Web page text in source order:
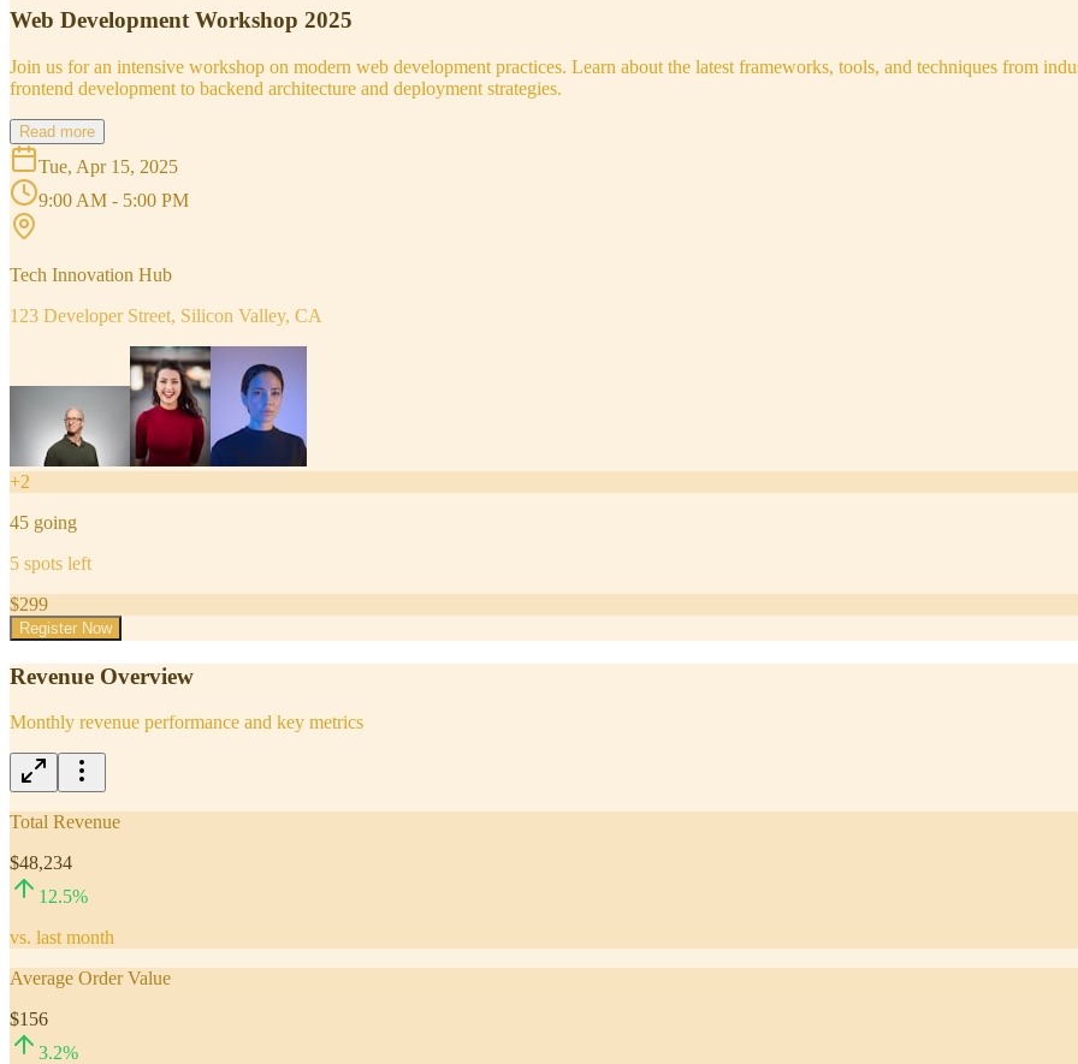
Web Development Workshop 2025
Join us for an intensive workshop on modern web development practices. Learn about the latest frameworks, tools, and techniques from
frontend development to backend architecture and deployment strategies.
Read more
Tue, Apr 15, 2025
9:00 AM - 5:00 PM
Tech Innovation Hub
123 Developer Street, Silicon Valley, CA
+2
45 going
5 spots left
$299
Register Now
Revenue Overview
Monthly revenue performance and key metrics
Total Revenue
$48,234
12.5%
vs. last month
Average Order Value
$156
3.2%